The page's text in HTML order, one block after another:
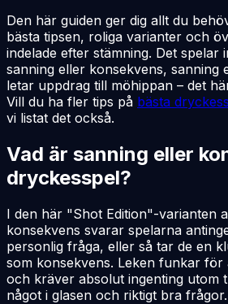
Den här guiden ger dig allt du
bästa tipsen, roliga varianter och
indelade efter stämning. Det spelar
sanning eller konsekvens, sanning
letar uppdrag till möhippan – det
Vill du ha fler tips på bästa
vi listat det också.
Vad är sanning eller
dryckesspel?
I den här "Shot Edition"-varianten
konsekvens svarar spelarna
personlig fråga, eller så tar de en
som konsekvens. Leken funkar
och kräver absolut ingenting utom
något i glasen och riktigt bra frågor.